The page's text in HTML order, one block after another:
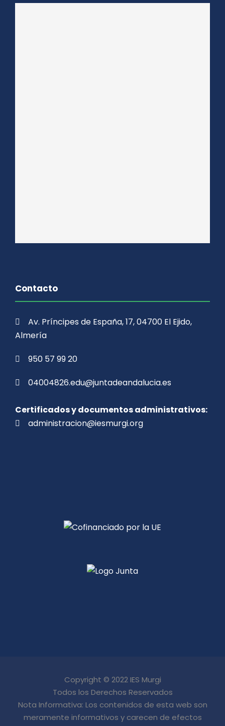
Contacto
Av. Príncipes de España, 17, 04700 El Ejido,
Almería
950 57 99 20
04004826.edu@juntadeandalucia.es
Certificados y documentos administrativos:
administracion@iesmurgi.org
Copyright © 2022 IES Murgi
Todos los Derechos Reservados
Nota Informativa: Los contenidos de esta web son
meramente informativos y carecen de efectos